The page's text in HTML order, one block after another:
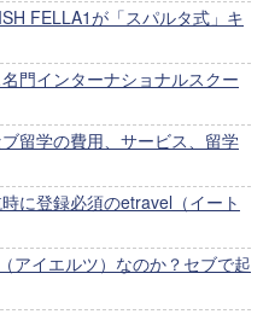
FELLA1が「スパルタ式」キ
門インターナショナルスクー
留学の費用、サービス、留学
に登録必須のetravel（イート
アイエルツ）なのか？セブで起